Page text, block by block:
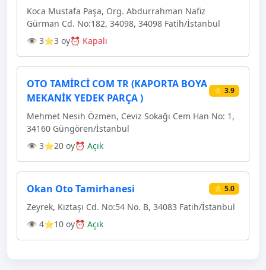
Koca Mustafa Paşa, Org. Abdurrahman Nafiz
Gürman Cd. No:182, 34098, 34098 Fatih/İstanbul
👁 3⭐3 oy⏰ Kapalı
OTO TAMİRCİ COM TR (KAPORTA BOYA
MEKANİK YEDEK PARÇA )
⭐ 3.9
Mehmet Nesih Özmen, Ceviz Sokağı Cem Han No: 1,
34160 Güngören/İstanbul
👁 3⭐20 oy⏰ Açık
Okan Oto Tamirhanesi ⭐ 5.0
Zeyrek, Kıztaşı Cd. No:54 No. B, 34083 Fatih/İstanbul
👁 4⭐10 oy⏰ Açık